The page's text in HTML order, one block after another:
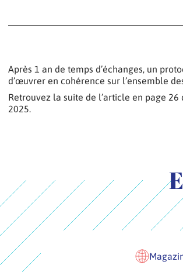
Après 1 an de temps d’échanges, un
d’œuvrer en cohérence sur l’ensemble
Retrouvez la suite de l’article en page
2025.